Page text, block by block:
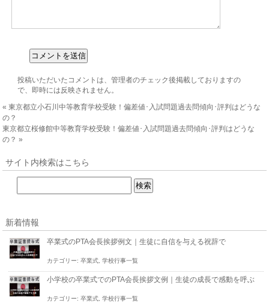
投稿いただいたコメントは、管理者のチェック後掲載しておりますの
で、即時には反映されません。
«東京都立小石川中等教育学校受験！偏差値･入試問題過去問傾向･評判はどうな
の？
東京都立桜修館中等教育学校受験！偏差値･入試問題過去問傾向･評判はどうな
の？ »
サイト内検索はこちら
新着情報
卒業式のPTA会長挨拶例文｜生徒に自信を与える祝辞で
カテゴリー:卒業式,学校行事一覧
小学校の卒業式でのPTA会長挨拶文例｜生徒の成長で感動を呼ぶ
カテゴリー:卒業式,学校行事一覧